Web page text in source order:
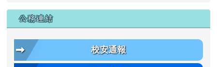
公務連結
校安通報